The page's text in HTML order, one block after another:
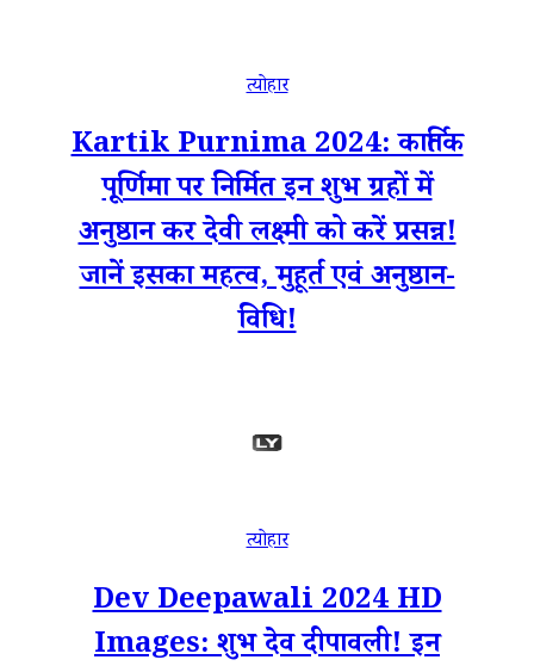
त्योहार
Kartik Purnima 2024: कार्तिक
पूर्णिमा पर निर्मित इन शुभ ग्रहों में
अनुष्ठान कर देवी लक्ष्मी को करें प्रसन्न!
जानें इसका महत्व, मुहूर्त एवं अनुष्ठान-
विधि!
त्योहार
Dev Deepawali 2024 HD
Images: शुभ देव दीपावली! इन